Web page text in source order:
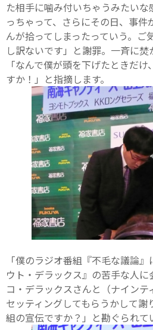
た相手に噛み付いちゃうみたい
っちゃって、さらにその日、事件
んが拾ってしまったっていう。ご
し訳ないです」と謝罪。一斉に焚
「なんで僕が頭を下げたときだ
すか！」と指摘します。
「僕のラジオ番組『不毛な議論
ウト・デラックス』の苦手な人に
コ・デラックスさんと（ナイン
セッティングしてもらうかして謝
組の宣伝ですか？」と勘ぐられて